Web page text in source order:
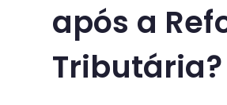
após a
Tributária?